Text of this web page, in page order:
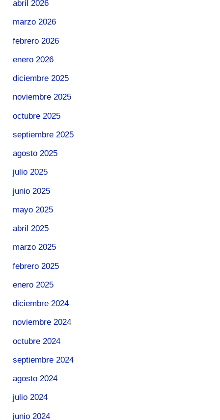
abril 2026
marzo 2026
febrero 2026
enero 2026
diciembre 2025
noviembre 2025
octubre 2025
septiembre 2025
agosto 2025
julio 2025
junio 2025
mayo 2025
abril 2025
marzo 2025
febrero 2025
enero 2025
diciembre 2024
noviembre 2024
octubre 2024
septiembre 2024
agosto 2024
julio 2024
junio 2024